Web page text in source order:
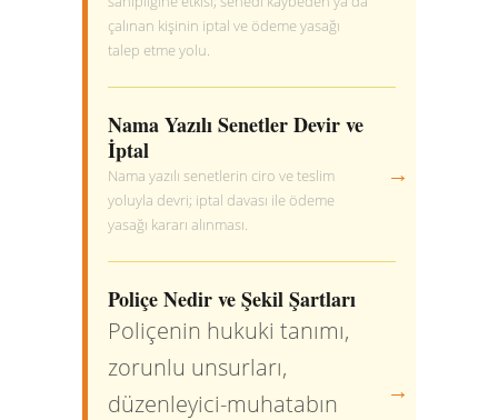
çalınan kişinin iptal ve ödeme yasağı
talep etme yolu.
Nama Yazılı Senetler Devir ve
İptal
Nama yazılı senetlerin ciro ve teslim
yoluyla devri; iptal davası ile ödeme
yasağı kararı alınması.
→
Poliçe Nedir ve Şekil Şartları
Poliçenin hukuki tanımı,
zorunlu unsurları,
düzenleyici-muhatabın
→